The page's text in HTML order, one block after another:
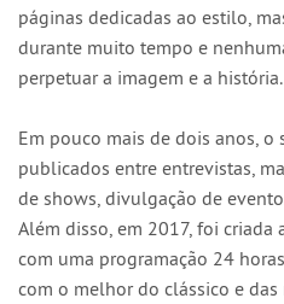
páginas dedicadas ao estilo,
durante muito tempo e
perpetuar a imagem e a história.
Em pouco mais de dois anos,
publicados entre entrevistas,
de shows, divulgação de
Além disso, em 2017, foi criada
com uma programação 24
com o melhor do clássico e